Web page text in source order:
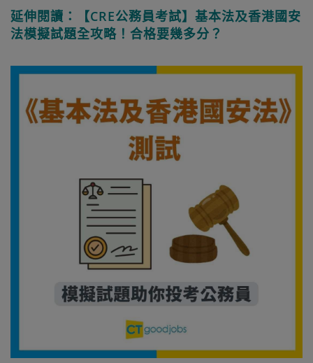
延伸閱讀：【CRE公務員考試】基本法及香港國安
法模擬試題全攻略！合格要幾多分？